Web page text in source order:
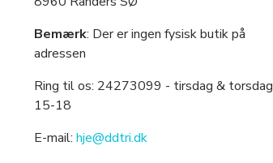
Bemærk: Der er ingen fysisk butik på
adressen
Ring til os: 24273099 - tirsdag & torsdag
15-18
E-mail: hje@ddtri.dk